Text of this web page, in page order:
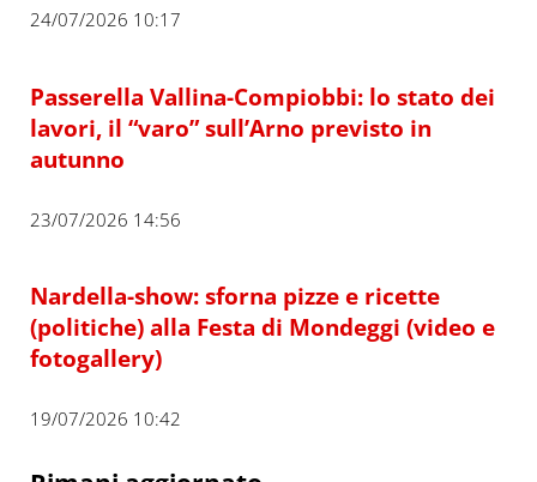
24/07/2026 10:17
Passerella Vallina-Compiobbi: lo stato dei
lavori, il “varo” sull’Arno previsto in
autunno
23/07/2026 14:56
Nardella-show: sforna pizze e ricette
(politiche) alla Festa di Mondeggi (video e
fotogallery)
19/07/2026 10:42